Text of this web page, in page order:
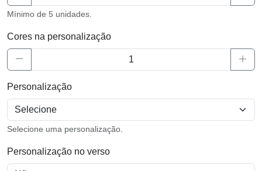
Mínimo de 5 unidades.
Cores na personalização
Personalização
Selecione uma personalização.
Personalização no verso